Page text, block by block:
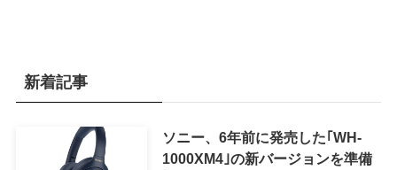
新着記事
ソニー、6年前に発売した｢WH-
1000XM4｣の新バージョンを準備